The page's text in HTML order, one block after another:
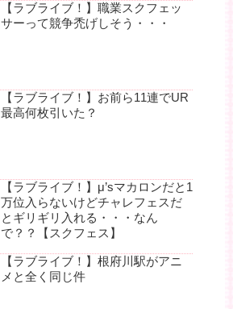
【ラブライブ！】職業スクフェッ
サーって競争禿げしそう・・・
【ラブライブ！】お前ら11連でUR
最高何枚引いた？
【ラブライブ！】μ’sマカロンだと1
万位入らないけどチャレフェスだ
とギリギリ入れる・・・なん
で？？【スクフェス】
【ラブライブ！】根府川駅がアニ
メと全く同じ件